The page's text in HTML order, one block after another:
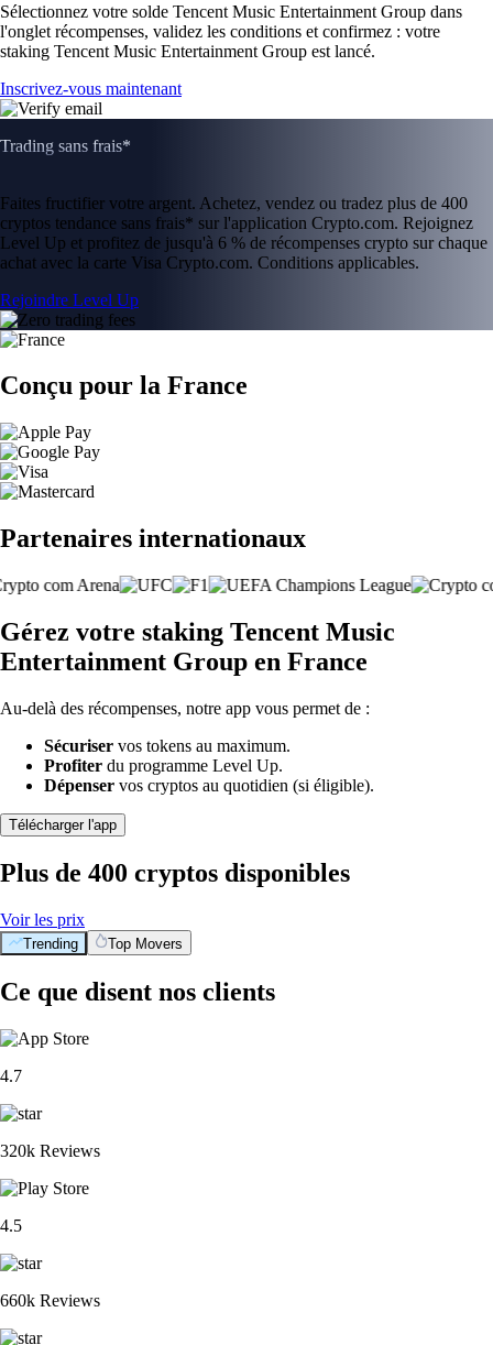
Sélectionnez votre solde Tencent Music Entertainment Group dans
l'onglet récompenses, validez les conditions et confirmez : votre
staking Tencent Music Entertainment Group est lancé.
Inscrivez-vous maintenant
Trading sans frais*
Faites fructifier votre argent. Achetez, vendez ou tradez plus de 400
cryptos tendance sans frais* sur l'application Crypto.com. Rejoignez
Level Up et profitez de jusqu'à 6 % de récompenses crypto sur chaque
achat avec la carte Visa Crypto.com. Conditions applicables.
Rejoindre Level Up
Conçu pour la France
Partenaires internationaux
Gérez votre staking Tencent Music
Entertainment Group en France
Au-delà des récompenses, notre app vous permet de :
Sécuriser vos tokens au maximum.
Profiter du programme Level Up.
Dépenser vos cryptos au quotidien (si éligible).
Télécharger l'app
Plus de 400 cryptos disponibles
Voir les prix
Trending Top Movers
Ce que disent nos clients
4.7
320k Reviews
4.5
660k Reviews